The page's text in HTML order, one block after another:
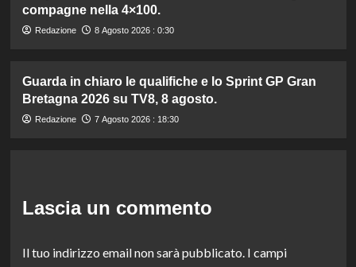
compagne nella 4×100.
Redazione 8 Agosto 2026 : 0:30
Guarda in chiaro le qualifiche e lo Sprint GP Gran
Bretagna 2026 su TV8, 8 agosto.
Redazione 7 Agosto 2026 : 18:30
Lascia un commento
Il tuo indirizzo email non sarà pubblicato. I campi